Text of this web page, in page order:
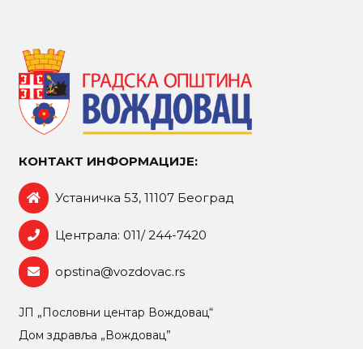
КОНТАКТ ИНФОРМАЦИЈЕ:
Устаничка 53, 11107 Београд
Централа: 011/ 244-7420
opstina@vozdovac.rs
ЈП „Пословни центар Вождовац“
Дом здравља „Вождовац”